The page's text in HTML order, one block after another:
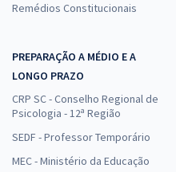
Remédios Constitucionais
PREPARAÇÃO A MÉDIO E A
LONGO PRAZO
CRP SC - Conselho Regional de
Psicologia - 12ª Região
SEDF - Professor Temporário
MEC - Ministério da Educação